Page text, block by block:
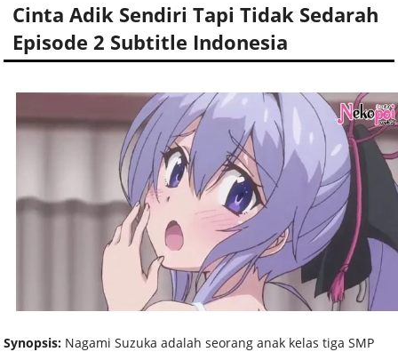
Cinta Adik Sendiri Tapi Tidak Sedarah
Episode 2 Subtitle Indonesia
Synopsis: Nagami Suzuka adalah seorang anak kelas tiga SMP